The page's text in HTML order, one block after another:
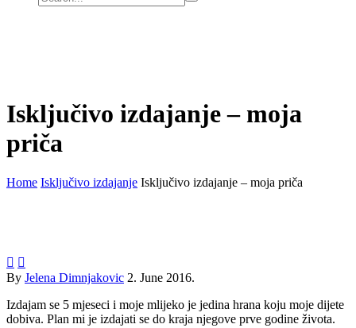
Isključivo izdajanje – moja
priča
Home Isključivo izdajanje Isključivo izdajanje – moja priča
 
By Jelena Dimnjakovic 2. June 2016.
Izdajam se 5 mjeseci i moje mlijeko je jedina hrana koju moje dijete
dobiva. Plan mi je izdajati se do kraja njegove prve godine života.